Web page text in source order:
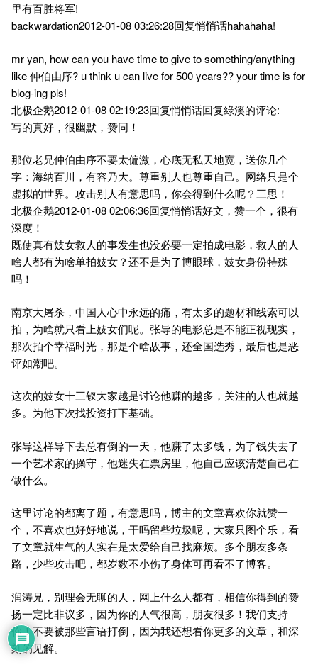
里有百胜将军!
backwardation2012-01-08 03:26:28回复悄悄话hahahaha!
mr yan, how can you have time to give to something/anything
like 仲伯由序? u think u can live for 500 years?? your time is for
blog-ing pls!
北极企鹅2012-01-08 02:19:23回复悄悄话回复綠溪的评论:
写的真好，很幽默，赞同！
那位老兄仲伯由序不要太偏激，心底无私天地宽，送你几个
字：海纳百川，有容乃大。尊重别人也尊重自己。网络只是个
虚拟的世界。攻击别人有意思吗，你会得到什么呢？三思！
北极企鹅2012-01-08 02:06:36回复悄悄话好文，赞一个，很有
深度！
既使真有妓女救人的事发生也没必要一定拍成电影，救人的人
啥人都有为啥单拍妓女？还不是为了博眼球，妓女身份特殊
吗！
南京大屠杀，中国人心中永远的痛，有太多的题材和线索可以
拍，为啥就只看上妓女们呢。张导的电影总是不能正视现实，
那次拍个幸福时光，那是个啥故事，还全国选秀，最后也是恶
评如潮吧。
这次的妓女十三钗大家越是讨论他赚的越多，关注的人也就越
多。为他下次找投资打下基础。
张导这样导下去总有倒的一天，他赚了太多钱，为了钱失去了
一个艺术家的操守，他迷失在票房里，他自己应该清楚自己在
做什么。
这里讨论的都离了题，有意思吗，博主的文章喜欢你就赞一
个，不喜欢也好好地说，干吗留些垃圾呢，大家只图个乐，看
了文章就生气的人实在是太爱给自己找麻烦。多个朋友多条
路，少些攻击吧，都岁数不小伤了身体可再看不了博客。
润涛兄，别理会无聊的人，网上什么人都有，相信你得到的赞
扬一定比非议多，因为你的人气很高，朋友很多！我们支持
你！不要被那些言语打倒，因为我还想看你更多的文章，和深
刻的见解。